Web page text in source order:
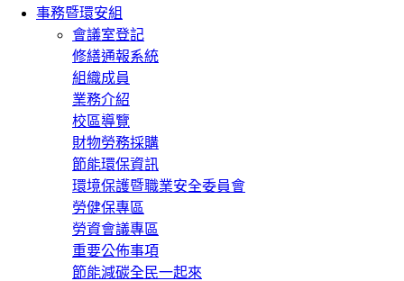
事務暨環安組
會議室登記
修繕通報系統
組織成員
業務介紹
校區導覽
財物勞務採購
節能環保資訊
環境保護暨職業安全委員會
勞健保專區
勞資會議專區
重要公佈事項
節能減碳全民一起來